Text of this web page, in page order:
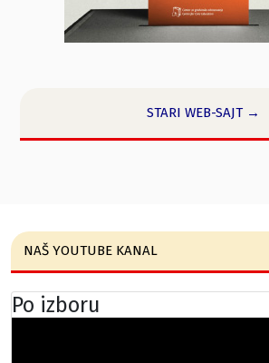
STARI WEB-SAJT →
NAŠ YOUTUBE KANAL
Po izboru